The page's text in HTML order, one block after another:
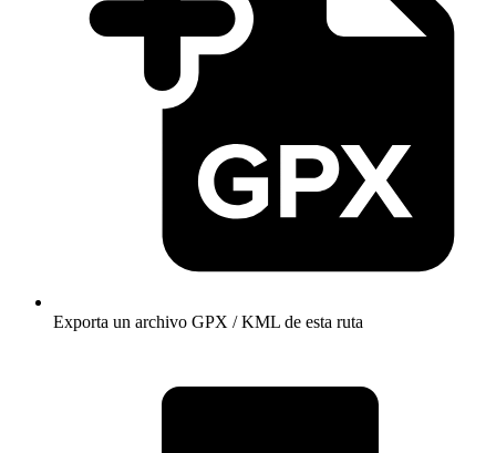
Exporta un archivo GPX / KML de esta ruta